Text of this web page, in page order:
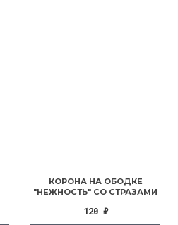
КОРОНА НА ОБОДКЕ
"НЕЖНОСТЬ" СО СТРАЗАМИ
120 ₽